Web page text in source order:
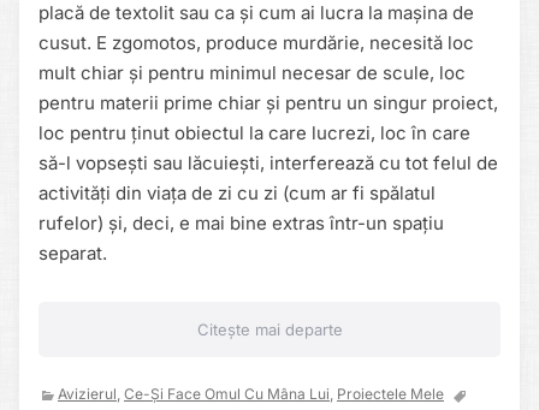
placă de textolit sau ca și cum ai lucra la mașina de
cusut. E zgomotos, produce murdărie, necesită loc
mult chiar și pentru minimul necesar de scule, loc
pentru materii prime chiar și pentru un singur proiect,
loc pentru ținut obiectul la care lucrezi, loc în care
să-l vopsești sau lăcuiești, interferează cu tot felul de
activități din viața de zi cu zi (cum ar fi spălatul
rufelor) și, deci, e mai bine extras într-un spațiu
separat.
Citește mai departe
Avizierul, Ce-Și Face Omul Cu Mâna Lui, Proiectele Mele